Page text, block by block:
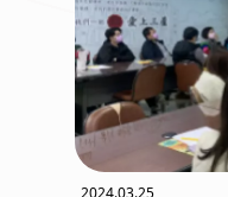
2024.03.25